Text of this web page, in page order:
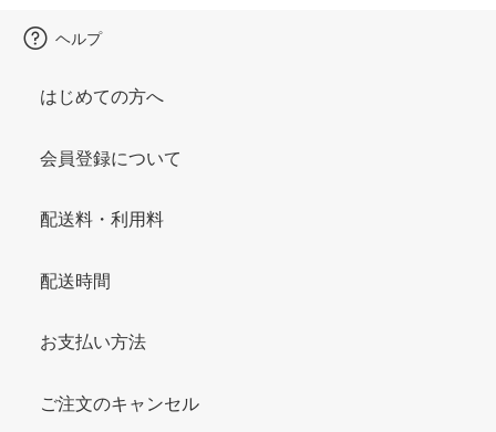
ヘルプ
はじめての方へ
会員登録について
配送料・利用料
配送時間
お支払い方法
ご注文のキャンセル